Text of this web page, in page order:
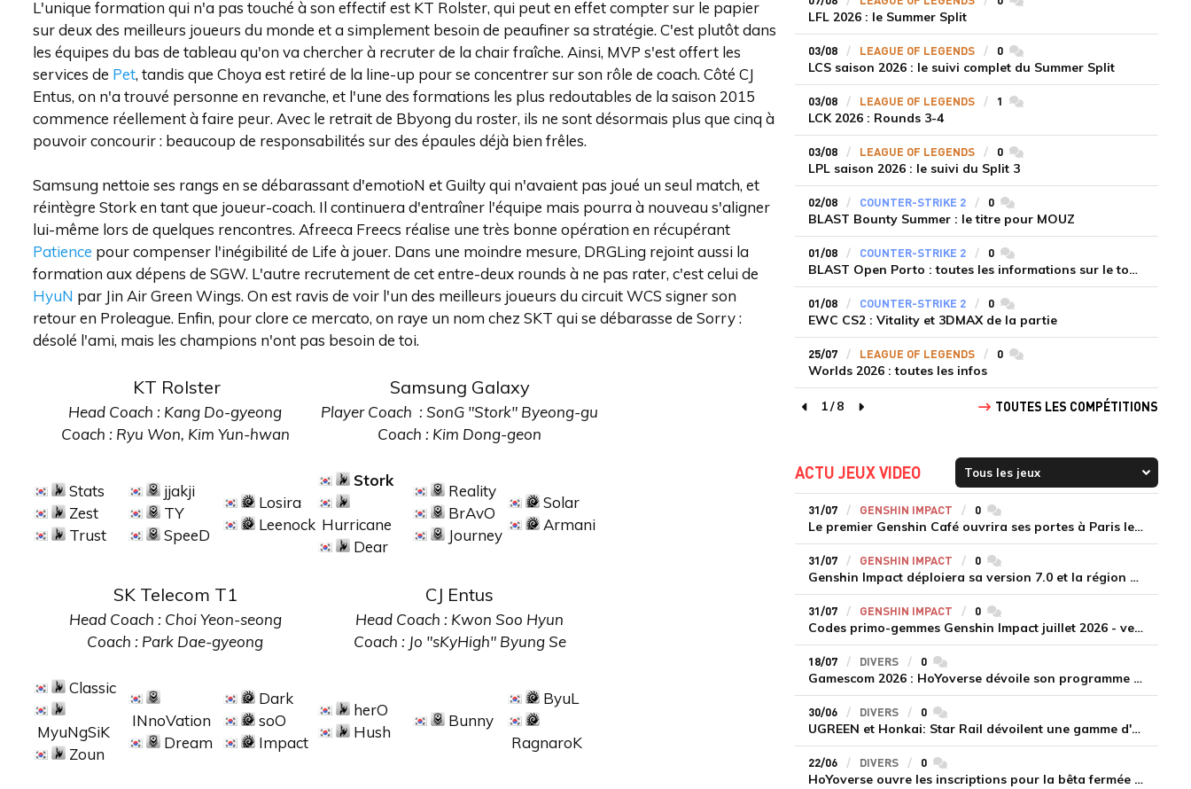
L'unique formation qui n'a pas touché à son effectif est KT Rolster, qui peut en effet compter sur le papier
sur deux des meilleurs joueurs du monde et a simplement besoin de peaufiner sa stratégie. C'est plutôt dans
les équipes du bas de tableau qu'on va chercher à recruter de la chair fraîche. Ainsi, MVP s'est offert les
services de Pet, tandis que Choya est retiré de la line-up pour se concentrer sur son rôle de coach. Côté CJ
Entus, on n'a trouvé personne en revanche, et l'une des formations les plus redoutables de la saison 2015
commence réellement à faire peur. Avec le retrait de Bbyong du roster, ils ne sont désormais plus que cinq à
pouvoir concourir : beaucoup de responsabilités sur des épaules déjà bien frêles.
Samsung nettoie ses rangs en se débarassant d'emotioN et Guilty qui n'avaient pas joué un seul match, et
réintègre Stork en tant que joueur-coach. Il continuera d'entraîner l'équipe mais pourra à nouveau s'aligner
lui-même lors de quelques rencontres. Afreeca Freecs réalise une très bonne opération en récupérant
Patience pour compenser l'inégibilité de Life à jouer. Dans une moindre mesure, DRGLing rejoint aussi la
formation aux dépens de SGW. L'autre recrutement de cet entre-deux rounds à ne pas rater, c'est celui de
HyuN par Jin Air Green Wings. On est ravis de voir l'un des meilleurs joueurs du circuit WCS signer son
retour en Proleague. Enfin, pour clore ce mercato, on raye un nom chez SKT qui se débarasse de Sorry :
désolé l'ami, mais les champions n'ont pas besoin de toi.
KT Rolster
Head Coach : Kang Do-gyeong
Coach : Ryu Won, Kim Yun-hwan
Samsung Galaxy
Player Coach : SonG "Stork" Byeong-gu
Coach : Kim Dong-geon
Stats
Zest
Trust
jjakji
TY
SpeeD
Losira
Leenock
Stork
Hurricane
Dear
Reality
BrAvO
Journey
Solar
Armani
SK Telecom T1
Head Coach : Choi Yeon-seong
Coach : Park Dae-gyeong
CJ Entus
Head Coach : Kwon Soo Hyun
Coach : Jo "sKyHigh" Byung Se
Classic
MyuNgSiK
Zoun
INnoVation
Dream
Dark
soO
Impact
herO
Hush
Bunny
ByuL
RagnaroK
LFL 2026 : le Summer Split
03/08 LEAGUE OF LEGENDS 0commentaires
LCS saison 2026 : le suivi complet du Summer Split
03/08 LEAGUE OF LEGENDS 1 commentaires
LCK 2026 : Rounds 3-4
03/08 LEAGUE OF LEGENDS 0commentaires
LPL saison 2026 : le suivi du Split 3
02/08 COUNTER-STRIKE 2 0commentaires
BLAST Bounty Summer : le titre pour MOUZ
01/08 COUNTER-STRIKE 2 0commentaires
BLAST Open Porto : toutes les informations sur le tournoi
01/08 COUNTER-STRIKE 2 0commentaires
EWC CS2 : Vitality et 3DMAX de la partie
25/07 LEAGUE OF LEGENDS 0commentaires
Worlds 2026 : toutes les infos
page précédente
1/8
page suivante
TOUTES LES COMPÉTITIONS
ACTU JEUX VIDEO
31/07 GENSHIN IMPACT 0commentaires
Le premier Genshin Café ouvrira ses portes à Paris le 14 août
31/07 GENSHIN IMPACT 0commentaires
Genshin Impact déploiera sa version 7.0 et la région de Snezhnaya le 12 août
31/07 GENSHIN IMPACT 0commentaires
Codes primo-gemmes Genshin Impact juillet 2026 - version 7.0
18/07 DIVERS 0commentaires
Gamescom 2026 : HoYoverse dévoile son programme et présente deux nouveaux jeux inédits
30/06 DIVERS 0commentaires
UGREEN et Honkai: Star Rail dévoilent une gamme d'accessoires de recharge en édition limitée
22/06 DIVERS 0commentaires
HoYoverse ouvre les inscriptions pour la bêta fermée de Honkai : Nexus Anima